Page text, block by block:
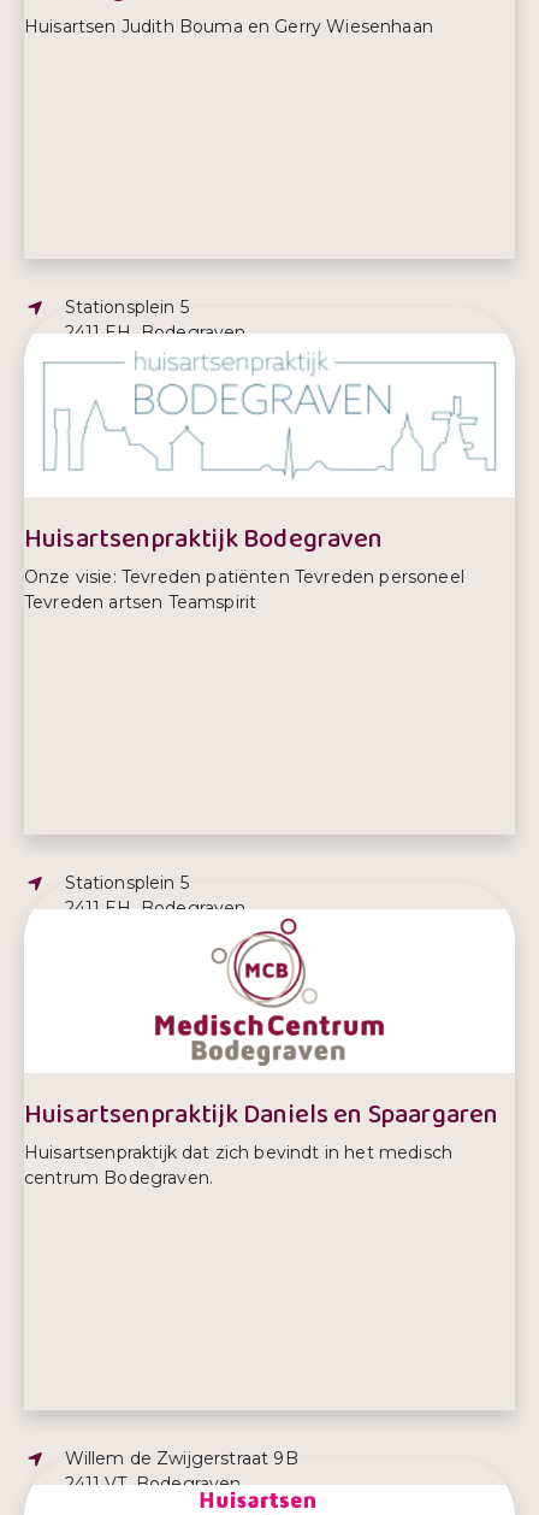
Huisartsen Judith Bouma en Gerry Wiesenhaan
Adres:
Stationsplein 5
2411 EH, Bodegraven
E-mailadres:
info@hetzorgstation.nl
Telefoonnummer:
0172 766 555
Huisartsenpraktijk Bodegraven
Onze visie: Tevreden patiënten Tevreden personeel
Tevreden artsen Teamspirit
Adres:
Stationsplein 5
2411 EH, Bodegraven
info@hapbodegraven.nl
Huisartsenpraktijk Daniels en Spaargaren
Huisartsenpraktijk dat zich bevindt in het medisch
centrum Bodegraven.
Adres:
Willem de Zwijgerstraat 9B
2411 VT, Bodegraven